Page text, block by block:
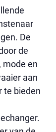
De
de
mode en
aan
te bieden